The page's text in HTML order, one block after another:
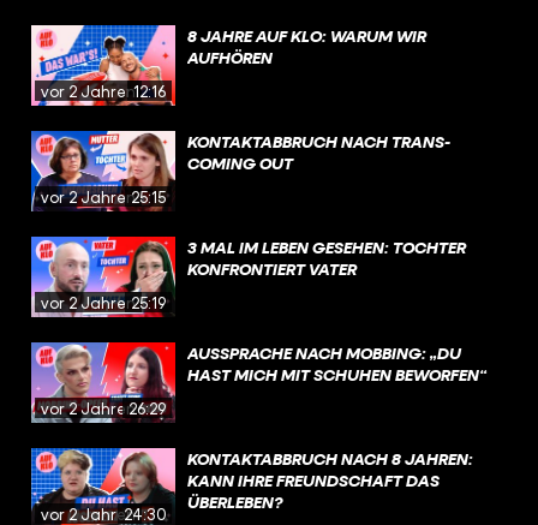
vor 2 Jahren12:16
8 JAHRE AUF KLO: WARUM WIR
AUFHÖREN
vor 2 Jahren25:15
KONTAKTABBRUCH NACH TRANS-
COMING OUT
vor 2 Jahren25:19
3 MAL IM LEBEN GESEHEN: TOCHTER
KONFRONTIERT VATER
vor 2 Jahren26:29
AUSSPRACHE NACH MOBBING: „DU
HAST MICH MIT SCHUHEN BEWORFEN“
vor 2 Jahren24:30
KONTAKTABBRUCH NACH 8 JAHREN:
KANN IHRE FREUNDSCHAFT DAS
ÜBERLEBEN?